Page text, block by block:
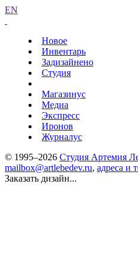
EN
Новое
Инвентарь
Задизайнено
Студия
Магазинус
Медиа
Экспресс
Иронов
Журналус
© 1995–2026 Студия Артемия
mailbox@artlebedev.ru, адреса и
Заказать дизайн...